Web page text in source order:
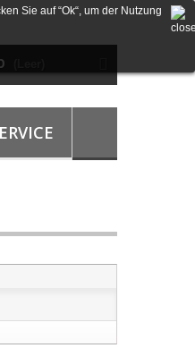
Sie auf “Ok“, um der Nutzung